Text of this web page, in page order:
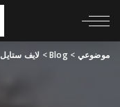
موضوعي >
Blog
> لايف ستايل